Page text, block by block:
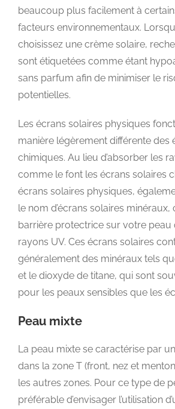
beaucoup plus facilement à
facteurs environnementaux.
choisissez une crème solaire,
sont étiquetées comme étant
sans parfum afin de minimiser le
potentielles.
Les écrans solaires physiques
manière légèrement différente des
chimiques. Au lieu d’absorber les
comme le font les écrans solaires
écrans solaires physiques,
le nom d’écrans solaires minéraux,
barrière protectrice sur votre peau
rayons UV. Ces écrans solaires
généralement des minéraux tels
et le dioxyde de titane, qui sont
pour les peaux sensibles que les
Peau mixte
La peau mixte se caractérise par
dans la zone T (front, nez et
les autres zones. Pour ce type de
préférable d’envisager l’utilisation